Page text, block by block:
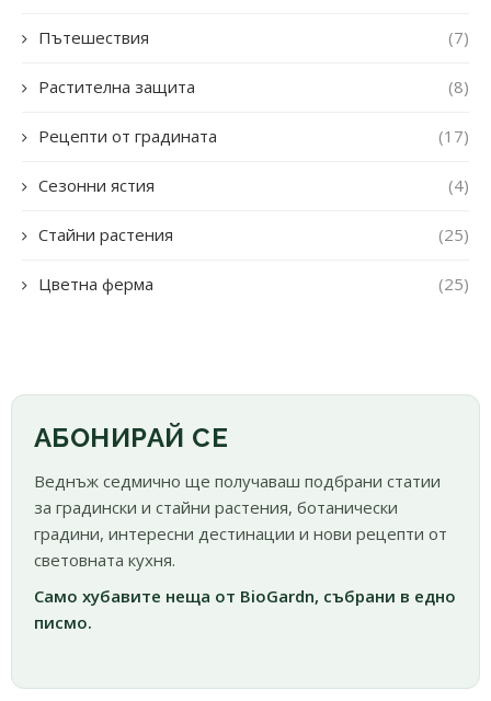
Пътешествия (7)
Растителна защита (8)
Рецепти от градината (17)
Сезонни ястия (4)
Стайни растения (25)
Цветна ферма (25)
АБОНИРАЙ СЕ
Веднъж седмично ще получаваш подбрани статии
за градински и стайни растения, ботанически
градини, интересни дестинации и нови рецепти от
световната кухня.
Само хубавите неща от BioGardn, събрани в едно
писмо.